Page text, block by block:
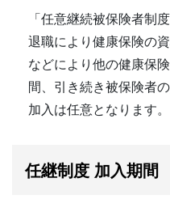
「任意継続被保険者制
退職により健康保険の
などにより他の健康保
間、引き続き被保険者
加入は任意となります。
任継制度 加入期間